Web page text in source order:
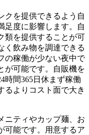
クを提供できるよう自
足度に影響します。自
類を提供することが可
く飲み物を調達できる
の稼働が少ない夜中で
が可能です。自販機を
時間365日休まず稼働
るよりコスト面で大き
ニティやカップ麺、お
可能です。用意するア